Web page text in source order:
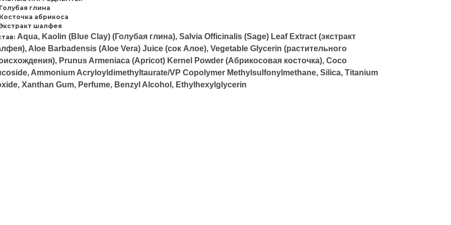
Голубая глина
Косточка абрикоса
шалфея
Aqua, Kaolin (Blue Clay) (Голубая глина), Salvia Officinalis (Sage) Leaf Extract (экстракт
Aloe Barbadensis (Aloe Vera) Juice (сок Алое), Vegetable Glycerin (растительного
Prunus Armeniaca (Apricot) Kernel Powder (Абрикосовая косточка), Coco
Ammonium Acryloyldimethyltaurate/VP Copolymer Methylsulfonylmethane, Silica, Titanium
Xanthan Gum, Perfume, Benzyl Alcohol, Ethylhexylglycerin